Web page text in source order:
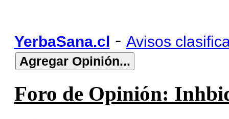
YerbaSana.cl - Avisos
Foro de Opinión: